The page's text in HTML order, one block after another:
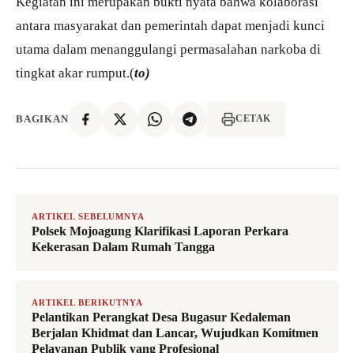
antara masyarakat dan pemerintah dapat menjadi kunci
utama dalam menanggulangi permasalahan narkoba di
tingkat akar rumput.(to)
BAGIKAN CETAK
ARTIKEL SEBELUMNYA
Polsek Mojoagung Klarifikasi Laporan Perkara
Kekerasan Dalam Rumah Tangga
ARTIKEL BERIKUTNYA
Pelantikan Perangkat Desa Bugasur Kedaleman
Berjalan Khidmat dan Lancar, Wujudkan Komitmen
Pelayanan Publik yang Profesional